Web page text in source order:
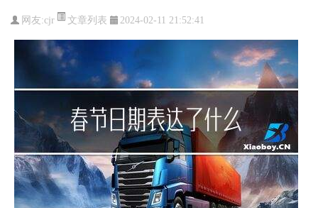
网友:cjr 文章列表 2024-02-11 21:52:41